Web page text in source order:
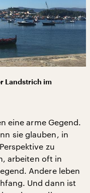
Landstrich im
eine arme Gegend.
sie glauben, in
zu
arbeiten oft in
Andere leben
Und dann ist